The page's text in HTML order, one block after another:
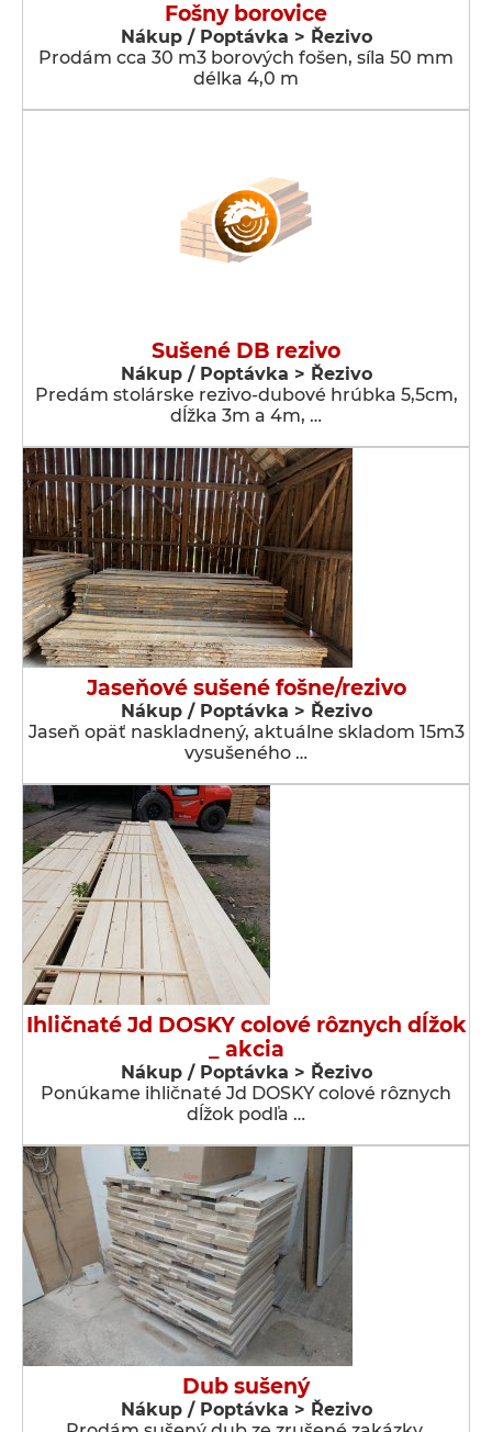
Fošny borovice
Nákup / Poptávka > Řezivo
Prodám cca 30 m3 borových fošen, síla 50 mm
délka 4,0 m
Sušené DB rezivo
Nákup / Poptávka > Řezivo
Predám stolárske rezivo-dubové hrúbka 5,5cm,
dĺžka 3m a 4m, …
Jaseňové sušené fošne/rezivo
Nákup / Poptávka > Řezivo
Jaseň opäť naskladnený, aktuálne skladom 15m3
vysušeného …
Ihličnaté Jd DOSKY colové rôznych dĺžok
_ akcia
Nákup / Poptávka > Řezivo
Ponúkame ihličnaté Jd DOSKY colové rôznych
dĺžok podľa …
Dub sušený
Nákup / Poptávka > Řezivo